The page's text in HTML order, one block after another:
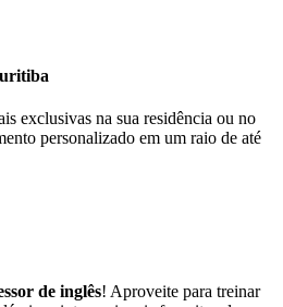
exclusivas na sua residência ou no
personalizado em um raio de até
de inglês! Aproveite para treinar